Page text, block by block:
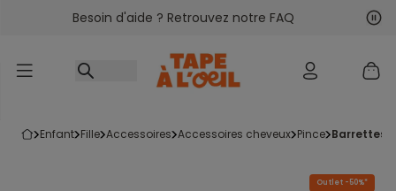
Accéder au contenu
Besoin d'aide ? Retrouvez notre FAQ
enfant fille accessoires accessoires cheveux pince barrettes
Outlet -50%*